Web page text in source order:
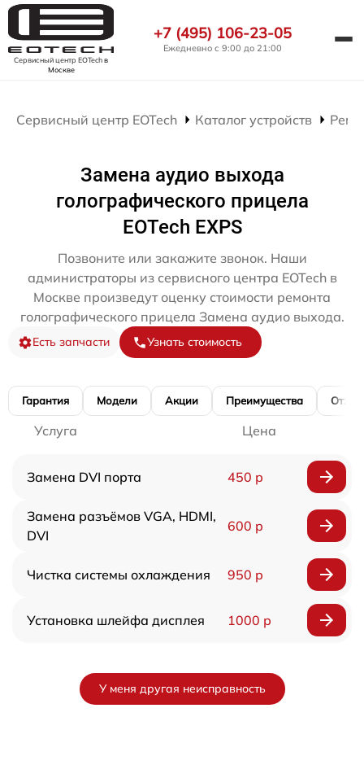
Сервисный центр EOTechв
Москве
+7 (495) 106-23-05
Ежедневно с 9:00 до 21:00
Сервисный центр EOTech Каталог устройств
Замена аудио выхода
голографического прицела
EOTech EXPS
Позвоните или закажите звонок. Наши
администраторы из сервисного центра EOTech в
Москве произведут оценку стоимости ремонта
голографического прицела Замена аудио выхода.
Есть запчасти Узнать стоимость
Гарантия Модели Акции Преимущества
Услуга Цена
Замена DVI порта 450 р
Замена разъёмов VGA, HDMI,
DVI
600 р
Чистка системы охлаждения 950 р
Установка шлейфа дисплея 1000 р
У меня другая неисправность